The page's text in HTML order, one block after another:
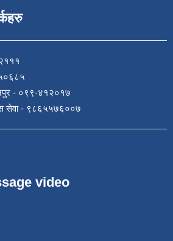
- ०९९-४१२०१७
सेवा - ९८६५५७६००७
video